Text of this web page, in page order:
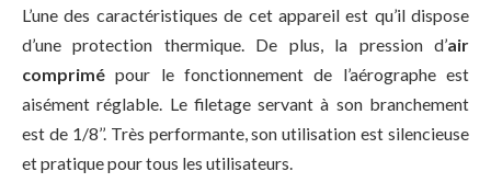
L’une des caractéristiques de cet appareil est qu’il dispose
d’une protection thermique. De plus, la pression d’air
comprimé pour le fonctionnement de l’aérographe est
aisément réglable. Le filetage servant à son branchement
est de 1/8’’. Très performante, son utilisation est silencieuse
et pratique pour tous les utilisateurs.